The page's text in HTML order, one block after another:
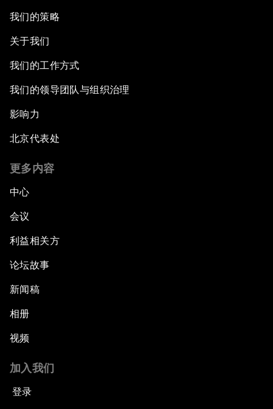
我们的策略
关于我们
我们的工作方式
我们的领导团队与组织治理
影响力
北京代表处
更多内容
中心
会议
利益相关方
论坛故事
新闻稿
相册
视频
加入我们
登录